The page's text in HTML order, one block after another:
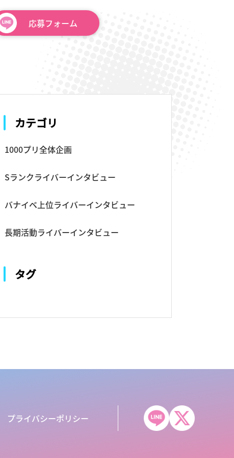
応募フォーム
カテゴリ
1000プリ全体企画
Sランクライバーインタビュー
バナイベ上位ライバーインタビュー
長期活動ライバーインタビュー
タグ
プライバシーポリシー